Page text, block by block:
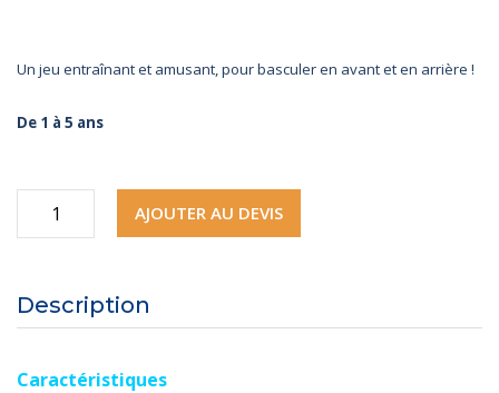
Un jeu entraînant et amusant, pour basculer en avant et en arrière !
De 1 à 5 ans
quantité
de
à
AJOUTER AU DEVIS
Description
Caractéristiques